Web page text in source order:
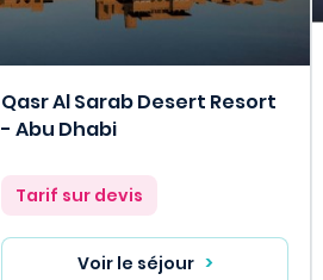
Qasr Al Sarab Desert Resort
- Abu Dhabi
Prix
Tarif sur devis
Voir le séjour